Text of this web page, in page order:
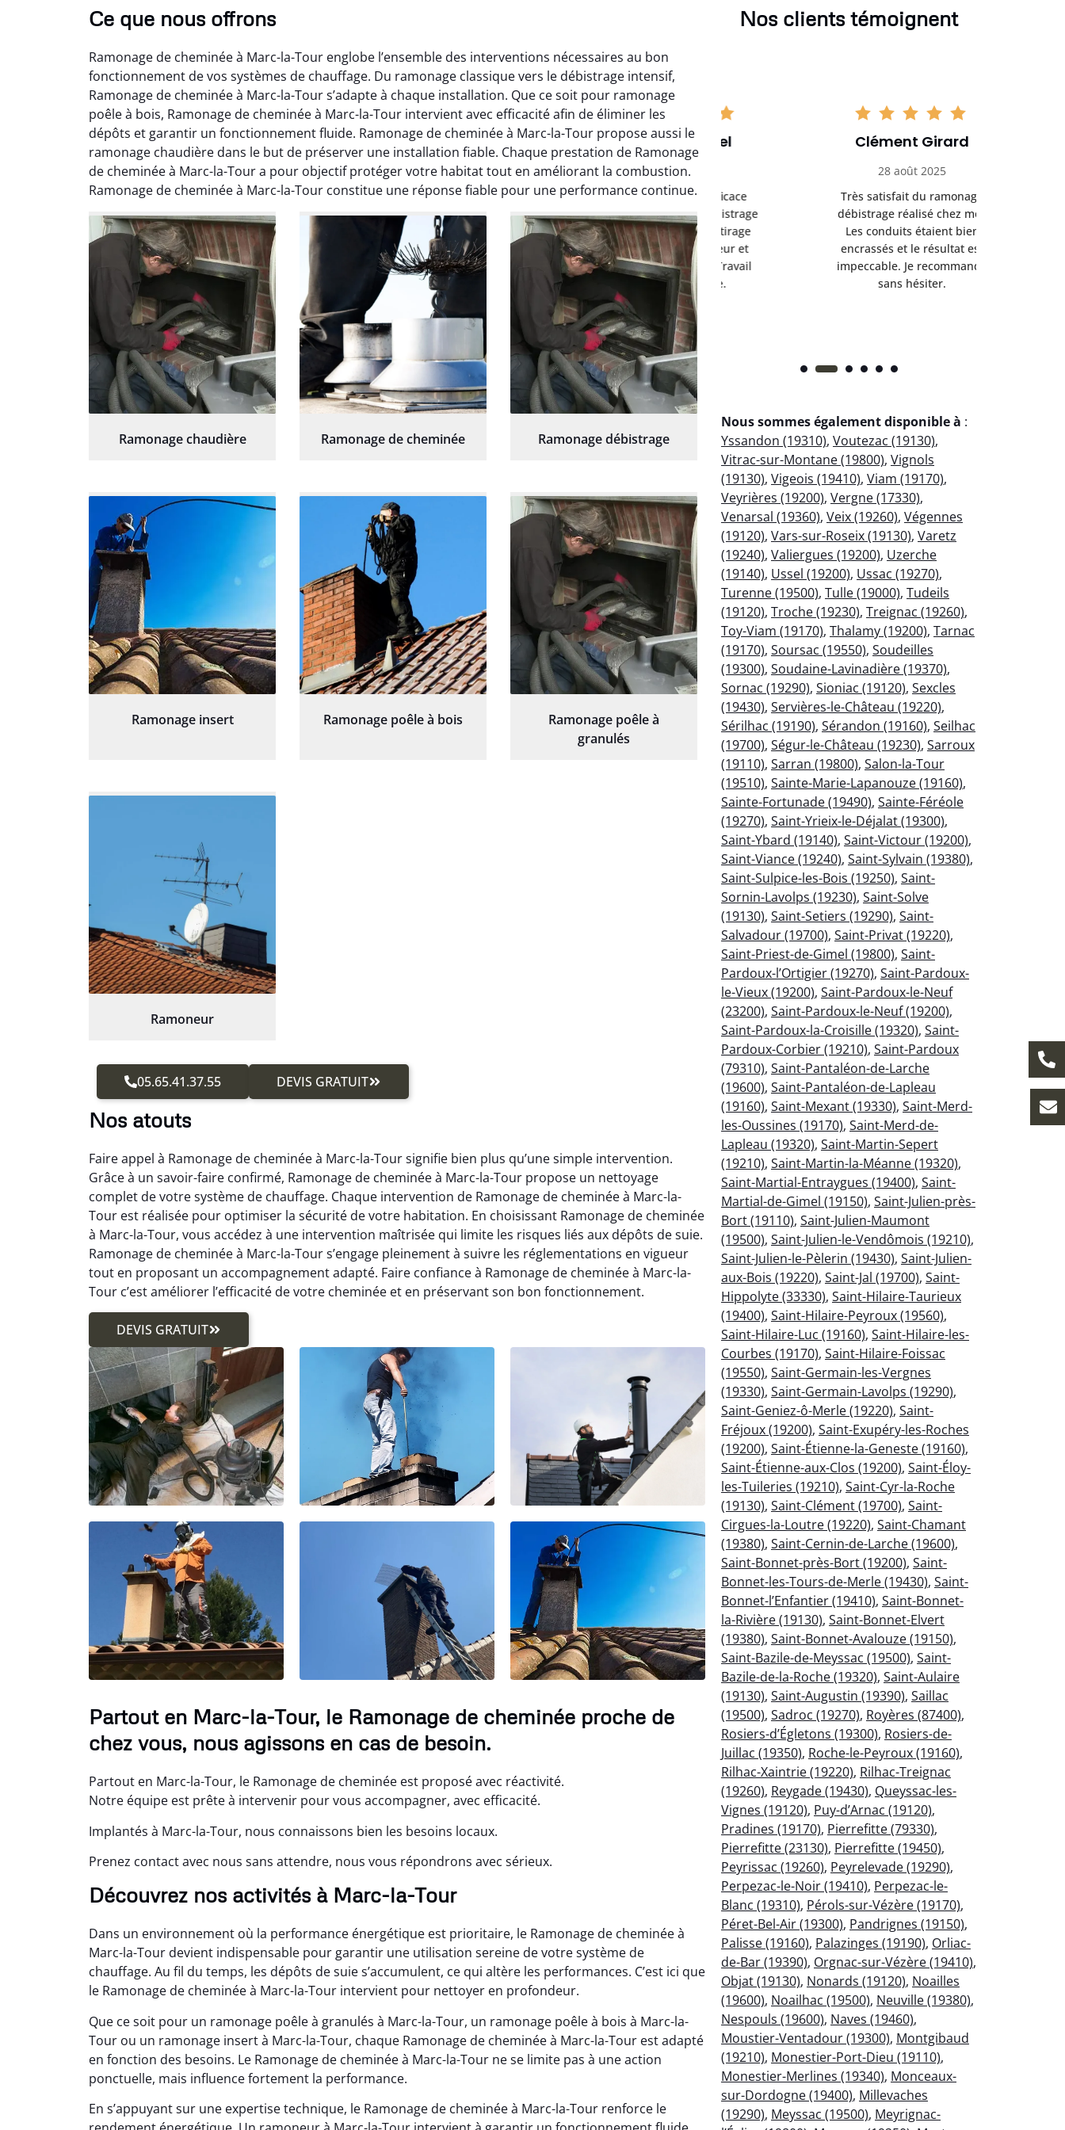
Ce que nous offrons
Ramonage de cheminée à Marc-la-Tour englobe l’ensemble des interventions nécessaires au bon
fonctionnement de vos systèmes de chauffage. Du ramonage classique vers le débistrage intensif,
Ramonage de cheminée à Marc-la-Tour s’adapte à chaque installation. Que ce soit pour ramonage
poêle à bois, Ramonage de cheminée à Marc-la-Tour intervient avec efficacité afin de éliminer les
dépôts et garantir un fonctionnement fluide. Ramonage de cheminée à Marc-la-Tour propose aussi le
ramonage chaudière dans le but de préserver une installation fiable. Chaque prestation de Ramonage
de cheminée à Marc-la-Tour a pour objectif protéger votre habitat tout en améliorant la combustion.
Ramonage de cheminée à Marc-la-Tour constitue une réponse fiable pour une performance continue.
Ramonage chaudière Ramonage de cheminée Ramonage débistrage
Ramonage insert Ramonage poêle à bois
Ramonage poêle à
granulés
Ramoneur
05.65.41.37.55 DEVIS GRATUIT
Nos atouts
Faire appel à Ramonage de cheminée à Marc-la-Tour signifie bien plus qu’une simple intervention.
Grâce à un savoir-faire confirmé, Ramonage de cheminée à Marc-la-Tour propose un nettoyage
complet de votre système de chauffage. Chaque intervention de Ramonage de cheminée à Marc-la-
Tour est réalisée pour optimiser la sécurité de votre habitation. En choisissant Ramonage de cheminée
à Marc-la-Tour, vous accédez à une intervention maîtrisée qui limite les risques liés aux dépôts de suie.
Ramonage de cheminée à Marc-la-Tour s’engage pleinement à suivre les réglementations en vigueur
tout en proposant un accompagnement adapté. Faire confiance à Ramonage de cheminée à Marc-la-
Tour c’est améliorer l’efficacité de votre cheminée et en préservant son bon fonctionnement.
DEVIS GRATUIT
Partout en Marc-la-Tour, le Ramonage de cheminée proche de
chez vous, nous agissons en cas de besoin.
Partout en Marc-la-Tour, le Ramonage de cheminée est proposé avec réactivité.
Notre équipe est prête à intervenir pour vous accompagner, avec efficacité.
Implantés à Marc-la-Tour, nous connaissons bien les besoins locaux.
Prenez contact avec nous sans attendre, nous vous répondrons avec sérieux.
Découvrez nos activités à Marc-la-Tour
Dans un environnement où la performance énergétique est prioritaire, le Ramonage de cheminée à
Marc-la-Tour devient indispensable pour garantir une utilisation sereine de votre système de
chauffage. Au fil du temps, les dépôts de suie s’accumulent, ce qui altère les performances. C’est ici que
le Ramonage de cheminée à Marc-la-Tour intervient pour nettoyer en profondeur.
Que ce soit pour un ramonage poêle à granulés à Marc-la-Tour, un ramonage poêle à bois à Marc-la-
Tour ou un ramonage insert à Marc-la-Tour, chaque Ramonage de cheminée à Marc-la-Tour est adapté
en fonction des besoins. Le Ramonage de cheminée à Marc-la-Tour ne se limite pas à une action
ponctuelle, mais influence fortement la performance.
En s’appuyant sur une expertise technique, le Ramonage de cheminée à Marc-la-Tour renforce le
Nos clients témoignent
Nicolas Perrin
22 janvier 2026
Intervention rapide et très
propre pour le ramonage
débistrage. On sent tout de
suite la différence au niveau
du tirage. Très satisfait.
Yannick Morel
12 juillet 2025
Intervention très efficace
pour le ramonage débistrage
de ma cheminée. Le tirage
est nettement meilleur et
plus aucune odeur. Travail
propre et rapide.
Clément Girard
28 août 2025
Très satisfait du ramonage
débistrage réalisé chez moi.
Les conduits étaient bien
encrassés et le résultat est
impeccable. Je recommande
sans hésiter.
Nous sommes également disponible à :
Yssandon (19310), Voutezac (19130),
Vitrac-sur-Montane (19800), Vignols
(19130), Vigeois (19410), Viam (19170),
Veyrières (19200), Vergne (17330),
Venarsal (19360), Veix (19260), Végennes
(19120), Vars-sur-Roseix (19130), Varetz
(19240), Valiergues (19200), Uzerche
(19140), Ussel (19200), Ussac (19270),
Turenne (19500), Tulle (19000), Tudeils
(19120), Troche (19230), Treignac (19260),
Toy-Viam (19170), Thalamy (19200), Tarnac
(19170), Soursac (19550), Soudeilles
(19300), Soudaine-Lavinadière (19370),
Sornac (19290), Sioniac (19120), Sexcles
(19430), Servières-le-Château (19220),
Sérilhac (19190), Sérandon (19160), Seilhac
(19700), Ségur-le-Château (19230), Sarroux
(19110), Sarran (19800), Salon-la-Tour
(19510), Sainte-Marie-Lapanouze (19160),
Sainte-Fortunade (19490), Sainte-Féréole
(19270), Saint-Yrieix-le-Déjalat (19300),
Saint-Ybard (19140), Saint-Victour (19200),
Saint-Viance (19240), Saint-Sylvain (19380),
Saint-Sulpice-les-Bois (19250), Saint-
Sornin-Lavolps (19230), Saint-Solve
(19130), Saint-Setiers (19290), Saint-
Salvadour (19700), Saint-Privat (19220),
Saint-Priest-de-Gimel (19800), Saint-
Pardoux-l’Ortigier (19270), Saint-Pardoux-
le-Vieux (19200), Saint-Pardoux-le-Neuf
(23200), Saint-Pardoux-le-Neuf (19200),
Saint-Pardoux-la-Croisille (19320), Saint-
Pardoux-Corbier (19210), Saint-Pardoux
(79310), Saint-Pantaléon-de-Larche
(19600), Saint-Pantaléon-de-Lapleau
(19160), Saint-Mexant (19330), Saint-Merd-
les-Oussines (19170), Saint-Merd-de-
Lapleau (19320), Saint-Martin-Sepert
(19210), Saint-Martin-la-Méanne (19320),
Saint-Martial-Entraygues (19400), Saint-
Martial-de-Gimel (19150), Saint-Julien-près-
Bort (19110), Saint-Julien-Maumont
(19500), Saint-Julien-le-Vendômois (19210),
Saint-Julien-le-Pèlerin (19430), Saint-Julien-
aux-Bois (19220), Saint-Jal (19700), Saint-
Hippolyte (33330), Saint-Hilaire-Taurieux
(19400), Saint-Hilaire-Peyroux (19560),
Saint-Hilaire-Luc (19160), Saint-Hilaire-les-
Courbes (19170), Saint-Hilaire-Foissac
(19550), Saint-Germain-les-Vergnes
(19330), Saint-Germain-Lavolps (19290),
Saint-Geniez-ô-Merle (19220), Saint-
Fréjoux (19200), Saint-Exupéry-les-Roches
(19200), Saint-Étienne-la-Geneste (19160),
Saint-Étienne-aux-Clos (19200), Saint-Éloy-
les-Tuileries (19210), Saint-Cyr-la-Roche
(19130), Saint-Clément (19700), Saint-
Cirgues-la-Loutre (19220), Saint-Chamant
(19380), Saint-Cernin-de-Larche (19600),
Saint-Bonnet-près-Bort (19200), Saint-
Bonnet-les-Tours-de-Merle (19430), Saint-
Bonnet-l’Enfantier (19410), Saint-Bonnet-
la-Rivière (19130), Saint-Bonnet-Elvert
(19380), Saint-Bonnet-Avalouze (19150),
Saint-Bazile-de-Meyssac (19500), Saint-
Bazile-de-la-Roche (19320), Saint-Aulaire
(19130), Saint-Augustin (19390), Saillac
(19500), Sadroc (19270), Royères (87400),
Rosiers-d’Égletons (19300), Rosiers-de-
Juillac (19350), Roche-le-Peyroux (19160),
Rilhac-Xaintrie (19220), Rilhac-Treignac
(19260), Reygade (19430), Queyssac-les-
Vignes (19120), Puy-d’Arnac (19120),
Pradines (19170), Pierrefitte (79330),
Pierrefitte (23130), Pierrefitte (19450),
Peyrissac (19260), Peyrelevade (19290),
Perpezac-le-Noir (19410), Perpezac-le-
Blanc (19310), Pérols-sur-Vézère (19170),
Péret-Bel-Air (19300), Pandrignes (19150),
Palisse (19160), Palazinges (19190), Orliac-
de-Bar (19390), Orgnac-sur-Vézère (19410),
Objat (19130), Nonards (19120), Noailles
(19600), Noailhac (19500), Neuville (19380),
Nespouls (19600), Naves (19460),
Moustier-Ventadour (19300), Montgibaud
(19210), Monestier-Port-Dieu (19110),
Monestier-Merlines (19340), Monceaux-
sur-Dordogne (19400), Millevaches
(19290), Meyssac (19500), Meyrignac-